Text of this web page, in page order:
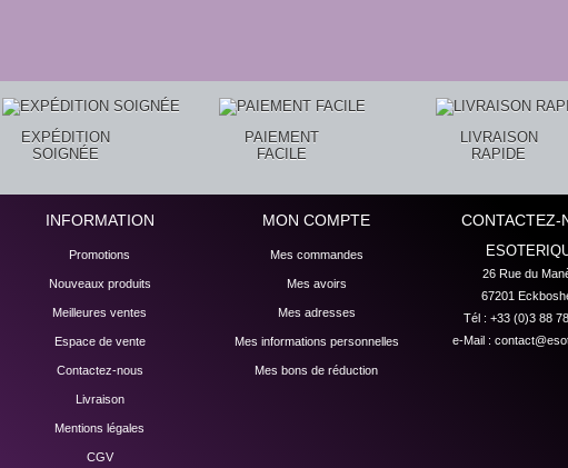
EXPÉDITION
SOIGNÉE
PAIEMENT
FACILE
LIVRAISON
RAPIDE
INFORMATION
Promotions
Nouveaux produits
Meilleures ventes
Espace de vente
Contactez-nous
Livraison
Mentions légales
CGV
MON COMPTE
Mes commandes
Mes avoirs
Mes adresses
Mes informations personnelles
Mes bons de réduction
CONTACTEZ-
26 Rue du
67201
Tél : +33 (0)3 88
e-Mail :